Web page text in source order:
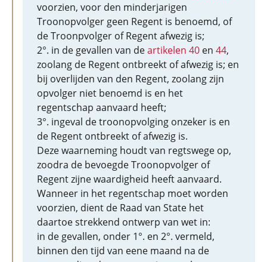
voorzien, voor den minderjarigen
Troonopvolger geen Regent is benoemd, of
de Troonpvolger of Regent afwezig is;
2°. in de gevallen van deartikelen 40 en 44,
zoolang de Regent ontbreekt of afwezig is; en
bij overlijden van den Regent, zoolang zijn
opvolger niet benoemd is en het
regentschap aanvaard heeft;
3°. ingeval de troonopvolging onzeker is en
de Regent ontbreekt of afwezig is.
Deze waarneming houdt van regtswege op,
zoodra de bevoegde Troonopvolger of
Regent zijne waardigheid heeft aanvaard.
Wanneer in het regentschap moet worden
voorzien, dient de Raad van State het
daartoe strekkend ontwerp van wet in:
in de gevallen, onder 1°. en 2°. vermeld,
binnen den tijd van eene maand na de